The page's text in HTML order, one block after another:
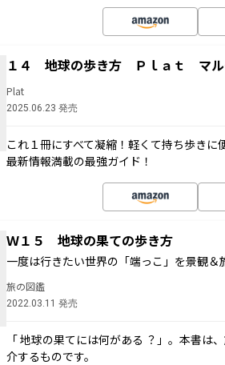
１４ 地球の歩き方 Ｐｌａｔ マ
Plat
2025.06.23 発売
これ１冊にすべて凝縮！軽くて持ち歩き
最新情報満載の最強ガイド！
Ｗ１５ 地球の果ての歩き方
一度は行きたい世界の「端っこ」を景観＆
旅の図鑑
2022.03.11 発売
「 地球の果てには何がある ？」。本書は
介するものです。